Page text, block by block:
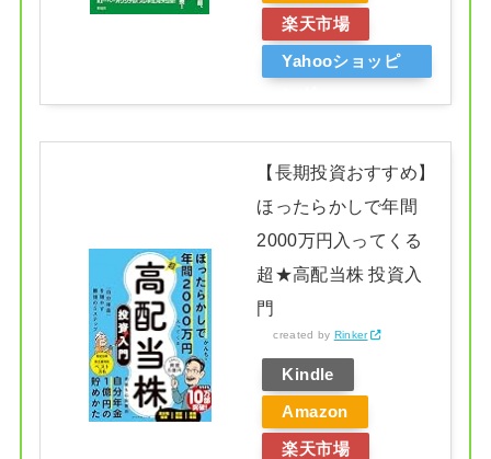
楽天市場
Yahooショッピ
【長期投資おすすめ】
ほったらかしで年間
2000万円入ってくる
超★高配当株 投資入
門
created by Rinker
Kindle
Amazon
楽天市場